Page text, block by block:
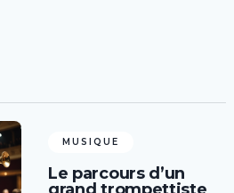
MUSIQUE
Le parcours d’un
grand trompettiste